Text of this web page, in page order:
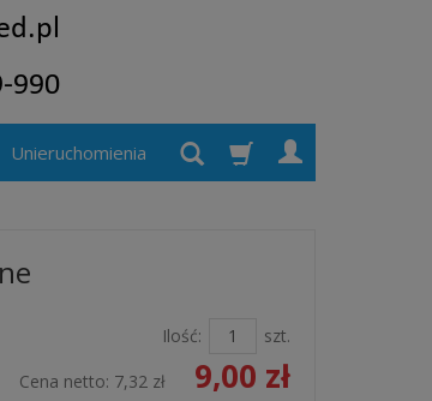
Unieruchomienia
Ilość:
szt.
Cena netto: 7,32 zł 9,00 zł